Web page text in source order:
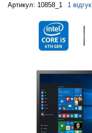
Артикул: 10858_1 1 відгук